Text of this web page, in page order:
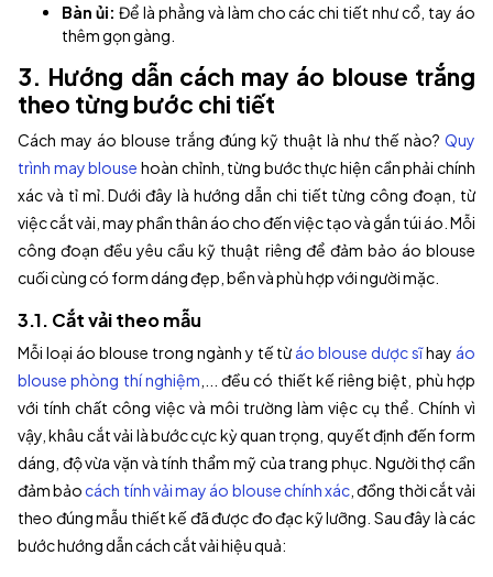
Bàn ủi: Để là phẳng và làm cho các chi tiết như cổ, tay áo
thêm gọn gàng.
3. Hướng dẫn cách may áo blouse trắng
theo từng bước chi tiết
Cách may áo blouse trắng đúng kỹ thuật là như thế nào? Quy
trình may blouse hoàn chỉnh, từng bước thực hiện cần phải chính
xác và tỉ mỉ. Dưới đây là hướng dẫn chi tiết từng công đoạn, từ
việc cắt vải, may phần thân áo cho đến việc tạo và gắn túi áo. Mỗi
công đoạn đều yêu cầu kỹ thuật riêng để đảm bảo áo blouse
cuối cùng có form dáng đẹp, bền và phù hợp với người mặc.
3.1. Cắt vải theo mẫu
Mỗi loại áo blouse trong ngành y tế từáo blouse dược sĩhay áo
blouse phòng thí nghiệm ,... đều có thiết kế riêng biệt, phù hợp
với tính chất công việc và môi trường làm việc cụ thể. Chính vì
vậy, khâu cắt vải là bước cực kỳ quan trọng, quyết định đến form
dáng, độ vừa vặn và tính thẩm mỹ của trang phục. Người thợ cần
đảm bảo cách tính vải may áo blouse chính xác , đồng thời cắt vải
theo đúng mẫu thiết kế đã được đo đạc kỹ lưỡng. Sau đây là các
bước hướng dẫn cách cắt vải hiệu quả: